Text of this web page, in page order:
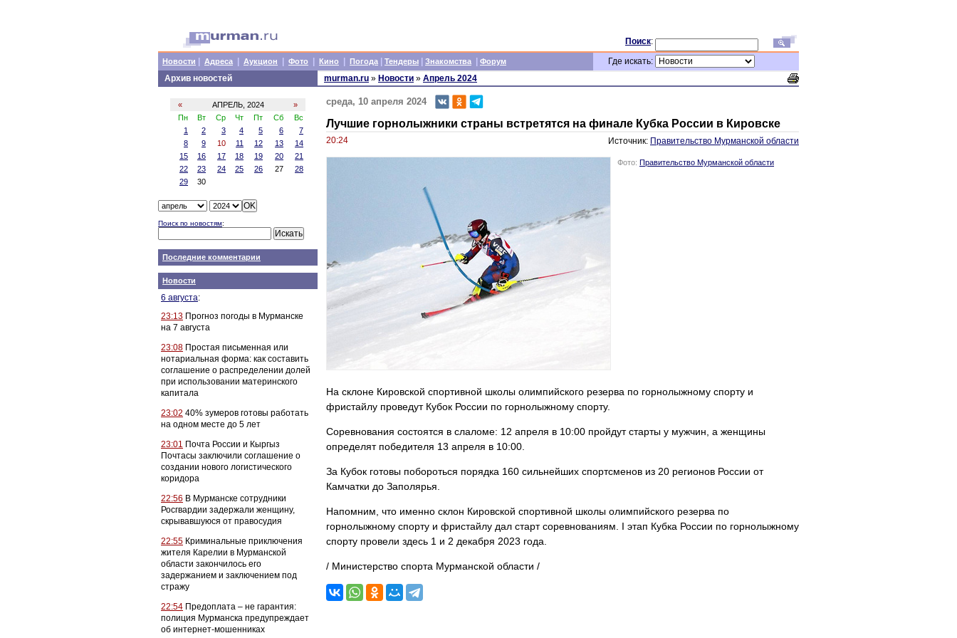
Поиск:
Новости Адреса Аукцион Фото Кино Погода Тендеры Знакомства Форум
Где искать:
Архив новостей
« АПРЕЛЬ, 2024
»
Пн
Вт Ср Чт Пт Сб
Вс
1
2 3 4 5 6
7
8
9 10 11 12 13
14
15
16 17 18 19 20
21
22
23 24 25 26 27
28
29
30
Поиск по новостям:
Последние комментарии
Новости
6 августа:
23:13 Прогноз погоды в Мурманске
на 7 августа
23:08 Простая письменная или
нотариальная форма: как составить
соглашение о распределении долей
при использовании материнского
капитала
23:02 40% зумеров готовы работать
на одном месте до 5 лет
23:01 Почта России и Кыргыз
Почтасы заключили соглашение о
создании нового логистического
коридора
22:56 В Мурманске сотрудники
Росгвардии задержали женщину,
скрывавшуюся от правосудия
22:55 Криминальные приключения
жителя Карелии в Мурманской
области закончилось его
задержанием и заключением под
стражу
22:54 Предоплата – не гарантия:
полиция Мурманска предупреждает
об интернет-мошенниках
murman.ru » Новости » Апрель 2024
среда, 10 апреля 2024
Лучшие горнолыжники страны встретятся на финале Кубка России в Кировске
20:24 Источник: Правительство Мурманской области
Фото: Правительство Мурманской области
На склоне Кировской спортивной школы олимпийского резерва по горнолыжному спорту и
фристайлу проведут Кубок России по горнолыжному спорту.
Соревнования состоятся в слаломе: 12 апреля в 10:00 пройдут старты у мужчин, а женщины
определят победителя 13 апреля в 10:00.
За Кубок готовы побороться порядка 160 сильнейших спортсменов из 20 регионов России от
Камчатки до Заполярья.
Напомним, что именно склон Кировской спортивной школы олимпийского резерва по
горнолыжному спорту и фристайлу дал старт соревнованиям. I этап Кубка России по горнолыжному
спорту провели здесь 1 и 2 декабря 2023 года.
/ Министерство спорта Мурманской области /